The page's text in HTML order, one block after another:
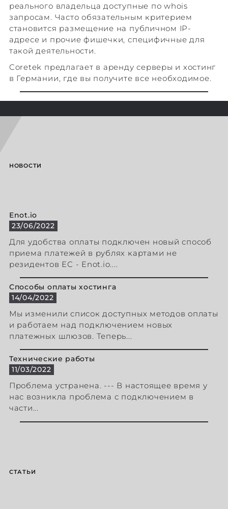
реального владельца доступные по whois
запросам. Часто обязательным критерием
становится размещение на публичном IP-
адресе и прочие фишечки, специфичные для
такой деятельности.
Coretek предлагает в аренду серверы и хостинг
в Германии, где вы получите все необходимое.
НОВОСТИ
Enot.io
23/06/2022
Для удобства оплаты подключен новый способ
приема платежей в рублях картами не
резидентов ЕС - Enot.io....
Способы оплаты хостинга
14/04/2022
Мы изменили список доступных методов оплаты
и работаем над подключением новых
платежных шлюзов. Теперь...
Технические работы
11/03/2022
Проблема устранена. --- В настоящее время у
нас возникла проблема с подключением в
части...
СТАТЬИ